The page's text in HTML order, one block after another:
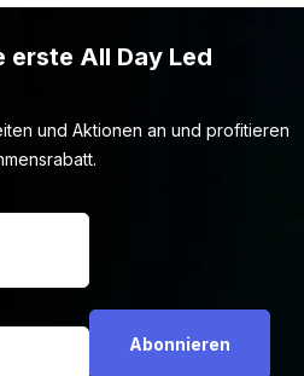
R37 Prüfzeichen und darf
jedoch sicher auf deinem
im Rennsport verwenden.
der Lampe heraus, ohne dass es
erste All Day Led
und Aktionen an und profitieren